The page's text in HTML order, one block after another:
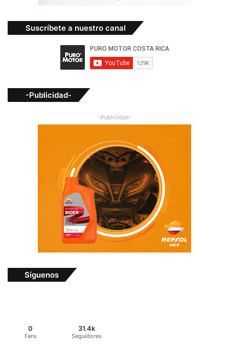
Suscríbete a nuestro canal
-Publicidad-
-Publicidad-
Síguenos
0
Fans
31.4k
Seguidores